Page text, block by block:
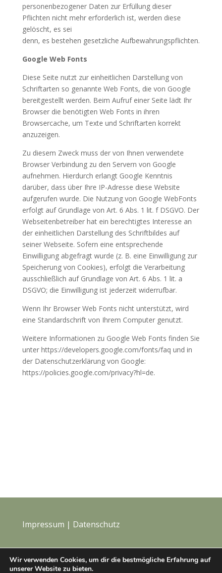
personenbezogener Daten zur Erfüllung dieser
Pflichten nicht mehr erforderlich ist, werden diese
gelöscht, es sei
denn, es bestehen gesetzliche Aufbewahrungspflichten.
Google Web Fonts
Diese Seite nutzt zur einheitlichen Darstellung von
Schriftarten so genannte Web Fonts, die von Google
bereitgestellt werden. Beim Aufruf einer Seite lädt Ihr
Browser die benötigten Web Fonts in ihren
Browsercache, um Texte und Schriftarten korrekt
anzuzeigen.
Zu diesem Zweck muss der von Ihnen verwendete
Browser Verbindung zu den Servern von Google
aufnehmen. Hierdurch erlangt Google Kenntnis
darüber, dass über Ihre IP-Adresse diese Website
aufgerufen wurde. Die Nutzung von Google WebFonts
erfolgt auf Grundlage von Art. 6 Abs. 1 lit. f DSGVO. Der
Webseitenbetreiber hat ein berechtigtes Interesse an
der einheitlichen Darstellung des Schriftbildes auf
seiner Webseite. Sofern eine entsprechende
Einwilligung abgefragt wurde (z. B. eine Einwilligung zur
Speicherung von Cookies), erfolgt die Verarbeitung
ausschließlich auf Grundlage von Art. 6 Abs. 1 lit. a
DSGVO; die Einwilligung ist jederzeit widerrufbar.
Wenn Ihr Browser Web Fonts nicht unterstützt, wird
eine Standardschrift von Ihrem Computer genutzt.
Weitere Informationen zu Google Web Fonts finden Sie
unter https://developers.google.com/fonts/faq und in
der Datenschutzerklärung von Google:
https://policies.google.com/privacy?hl=de.
Impressum | Datenschutz
Wir verwenden Cookies, um dir die bestmögliche Erfahrung auf
unserer Website zu bieten.